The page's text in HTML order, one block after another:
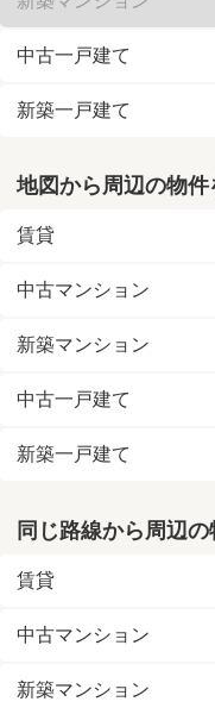
中古一戸建て
新築一戸建て
地図から周辺の物件
賃貸
中古マンション
新築マンション
中古一戸建て
新築一戸建て
同じ路線から周辺
賃貸
中古マンション
新築マンション